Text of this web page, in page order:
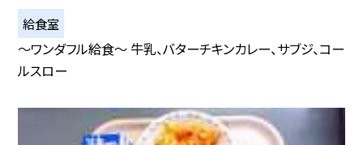
給食室
〜ワンダフル給食〜 牛乳、バターチキンカレー、サブジ、コー
ルスロー